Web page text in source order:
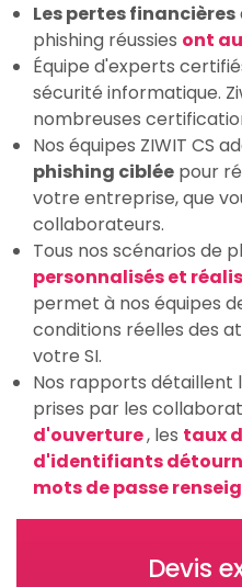
Les pertes financières
phishing réussies ont
Équipe d'experts
sécurité informatique.
nombreuses
Nos équipes ZIWIT CS
phishing ciblée pour
votre entreprise, que
collaborateurs.
Tous nos scénarios de
personnalisés et
permet à nos équipes
conditions réelles des
votre SI.
Nos rapports détaillent
prises par les
d'ouverture, les taux
d'identifiants
mots de passe
Devis